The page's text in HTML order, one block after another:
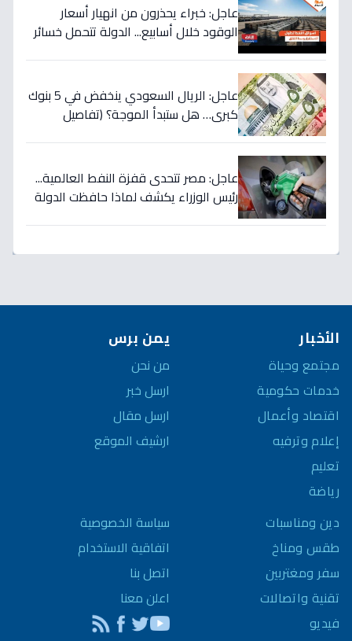
عاجل: خبراء يحذرون من انهيار أسعار
الوقود خلال أسابيع... الدولة تتحمل خسائر
عاجل: الريال السعودي ينخفض في 5 بنوك
كبرى… هل ستبدأ الموجة؟ (تفاصيل
عاجل: مصر تتحدى قفزة النفط العالمية...
رئيس الوزراء يكشف لماذا حافظت الدولة
الأخبار
مجتمع وحياة
خدمات حكومية
اقتصاد وأعمال
إعلام وترفيه
تعليم
رياضة
دين ومناسبات
طقس ومناخ
سفر ومغتربين
تقنية واتصالات
فيديو
يمن برس
من نحن
ارسل خبر
ارسل مقال
ارشيف الموقع
سياسة الخصوصية
اتفاقية الاستخدام
اتصل بنا
اعلن معنا